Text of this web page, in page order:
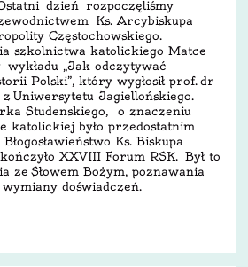
dzień rozpoczęliśmy
Ks. Arcybiskupa
Częstochowskiego.
szkolnictwa katolickiego Matce
wykładu „Jak odczytywać
Polski”, który wygłosił prof. dr
Uniwersytetu Jagiellońskiego.
Studenskiego, o znaczeniu
katolickiej było przedostatnim
Ks. Biskupa
XXVIII Forum RSK. Był to
ze Słowem Bożym, poznawania
doświadczeń.